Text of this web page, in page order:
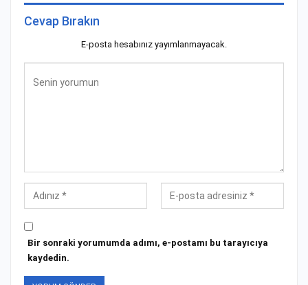
Cevap Bırakın
E-posta hesabınız yayımlanmayacak.
Bir sonraki yorumumda adımı, e-postamı bu tarayıcıya
kaydedin.